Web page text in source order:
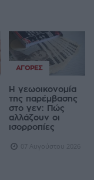
ΑΓΟΡΈΣ
Η γεωοικονομία
της παρέμβασης
στο γεν: Πώς
αλλάζουν οι
ισορροπίες
07 Αυγούστου 2026